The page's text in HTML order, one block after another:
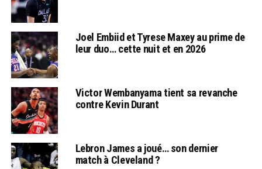
Joel Embiid et Tyrese Maxey au prime de
leur duo… cette nuit et en 2026
Victor Wembanyama tient sa revanche
contre Kevin Durant
Lebron James a joué… son dernier
match à Cleveland ?